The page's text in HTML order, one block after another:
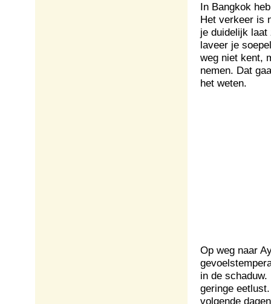
In Bangkok
Het verkeer is
je duidelijk
laveer je
weg niet kent,
nemen. Dat
het weten.
Op weg naar
in de
geringe
volgende